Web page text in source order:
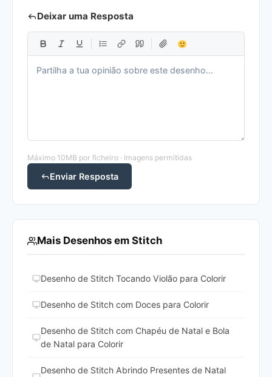
Deixar uma Resposta
Máximo 10MB por ficheiro · Imagens permitidas
Enviar Resposta
Mais Desenhos em Stitch
Desenho de Stitch Tocando Violão para Colorir
Desenho de Stitch com Doces para Colorir
Desenho de Stitch com Chapéu de Natal e Bola
de Natal para Colorir
Desenho de Stitch Abrindo Presentes de Natal